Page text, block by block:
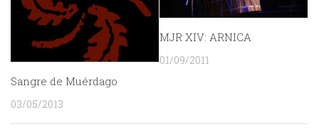
Sangre de Muérdago
03/05/2013
MJR XIV: ARNICA
01/09/2011